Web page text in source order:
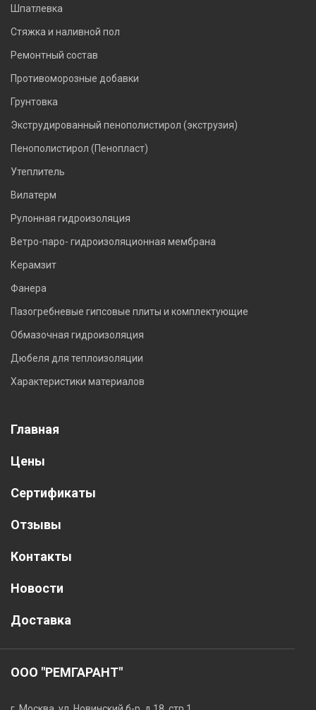
Шпатлевка
Стяжка и наливной пол
Ремонтный состав
Противоморозные добавки
Грунтовка
Экструдированный пенополистирол (экструзия)
Пенополистирол (Пенопласт)
Утеплитель
Вилатерм
Рулонная гидроизоляция
Ветро-паро- гидроизоляционная мембрана
Керамзит
Фанера
Пазогребневые гипсовые плиты и комплектующие
Обмазочная гидроизоляция
Дюбеля для теплоизоляции
Характеристики материалов
Главная
Цены
Сертификаты
Отзывы
Контакты
Новости
Доставка
ООО "РЕМГАРАНТ"